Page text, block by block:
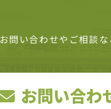
お問い合わせやご相談
お問い合わ